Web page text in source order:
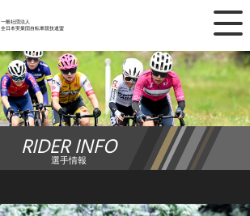
一般社団法人
全日本実業団自転車競技連盟
×
ニュース
レース日程
ランキング
RIDER INFO
選手情報